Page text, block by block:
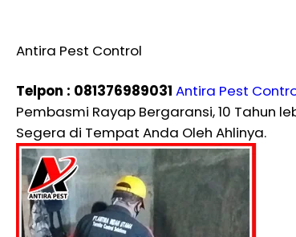
Antira Pest Control
Telpon : 081376989031 Antira Pest
Pembasmi Rayap Bergaransi, 10 Tahun
Segera di Tempat Anda Oleh Ahlinya.